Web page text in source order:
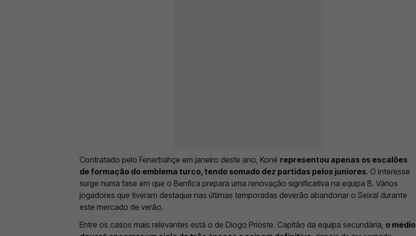
Contratado pelo Fenerbahçe em janeiro deste ano, Koné representou apenas os escalões
de formação do emblema turco, tendo somado dez partidas pelos juniores. O interesse
surge numa fase em que o Benfica prepara uma renovação significativa na equipa B. Vários
jogadores que tiveram destaque nas últimas temporadas deverão abandonar o Seixal durante
este mercado de verão.
Entre os casos mais relevantes está o de Diogo Prioste. Capitão da equipa secundária, o médio